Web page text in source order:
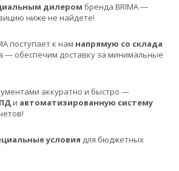
дилером бренда BRIMA —
ниже не найдете!
поступает к нам напрямую со склада
— обеспечим доставку за минимальные
аккуратно и быстро —
и автоматизированную систему
условия для бюджетных